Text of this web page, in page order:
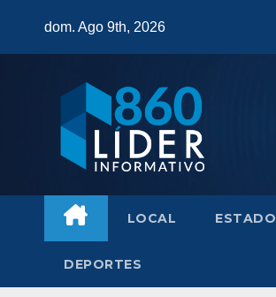
dom. Ago 9th, 2026
LOCAL ESTADO
DEPORTES